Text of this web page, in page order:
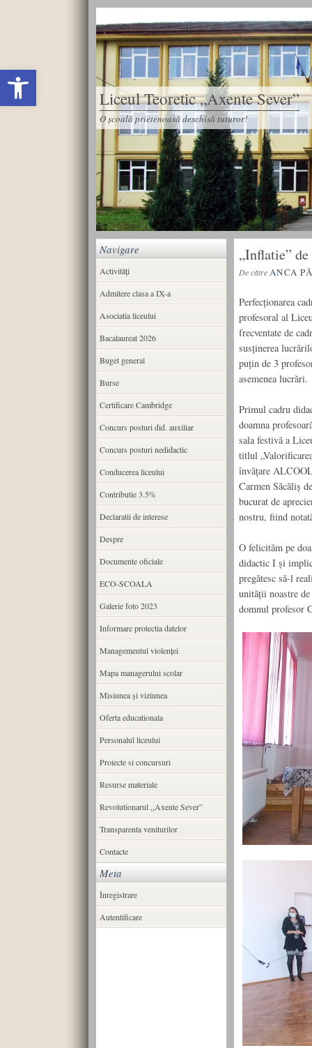
Deschide bara de unelte
Liceul Teoretic „Axente Sever”
O școală prietenoasă deschisă tuturor!
„Inflatie”
De cătreANCA
Perfecționarea
profesoral al
frecventate de
susținerea
puțin de 3
asemenea lucrări.
Primul cadru
doamna
sala festivă a
titlul
învățare
Carmen Săcăliș
bucurat de
nostru, fiind
O felicităm pe
didactic I și
pregătesc să-l
unității noastre
domnul profesor
Navigare
Activități
Admitere clasa a IX-a
Asociatia liceului
Bacalaureat 2026
Buget general
Burse
Certificare Cambridge
Concurs posturi did. auxiliar
Concurs posturi nedidactic
Conducerea liceului
Contributie 3.5%
Declaratii de interese
Despre
Documente oficiale
ECO-SCOALA
Galerie foto 2023
Informare protectia datelor
Managementul violenței
Mapa managerului scolar
Misiunea şi viziunea
Oferta educationala
Personalul liceului
Proiecte si concursuri
Resurse materiale
Revolutionarul ,,Axente Sever”
Transparenta veniturilor
Contacte
Meta
Înregistrare
Autentificare